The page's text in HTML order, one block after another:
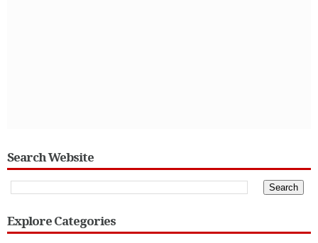
Search Website
Explore Categories